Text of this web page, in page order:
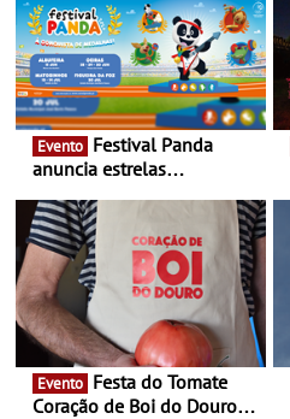
Evento
anuncia estrelas
- Entre Junho e Julho pelo
país
Evento
Coração de Boi do Douro -